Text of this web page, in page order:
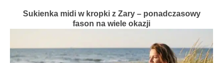
Sukienka midi w kropki z Zary – ponadczasowy
fason na wiele okazji